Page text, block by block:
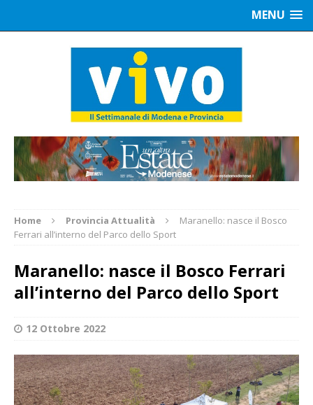
MENU
Home Provincia Attualità
Maranello: nasce il Bosco
Ferrari all’interno del Parco dello Sport
Maranello: nasce il Bosco Ferrari
all’interno del Parco dello Sport
12 Ottobre 2022